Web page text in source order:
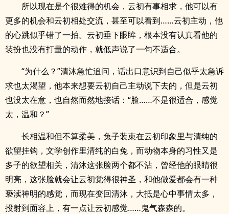
所以现在是个很难得的机会，云初有事相求，他可以有
更多的机会和云初相处交流，甚至可以看到……云初主动，他
的心跳似乎错了一拍。云初垂下眼眸，根本没有认真看他的
装扮也没有打量的动作，就低声说了一句不适合。
“为什么？”清沐急忙追问，话出口意识到自己似乎太急诉
求也太渴望，他本来想要云初自己主动说下去的，但是云初
也没太在意，也自然而然地接话：“脸……不是很适合，感觉
太，温和？”
长相温和但不算柔美，兔子装束在云初印象里与清纯的
欲望挂钩，文学创作里清纯的白兔，而动物本身的习性又是
多子的欲望相关，清沐这张脸两个都不沾，曾经他的眼睛很
明亮，这张脸就会让云初觉得很神圣，和他做爱都会有一种
亵渎神明的感觉，而现在变回清沐，大抵是心中事情太多，
投射到面容上，有一点让云初感觉……鬼气森森的。